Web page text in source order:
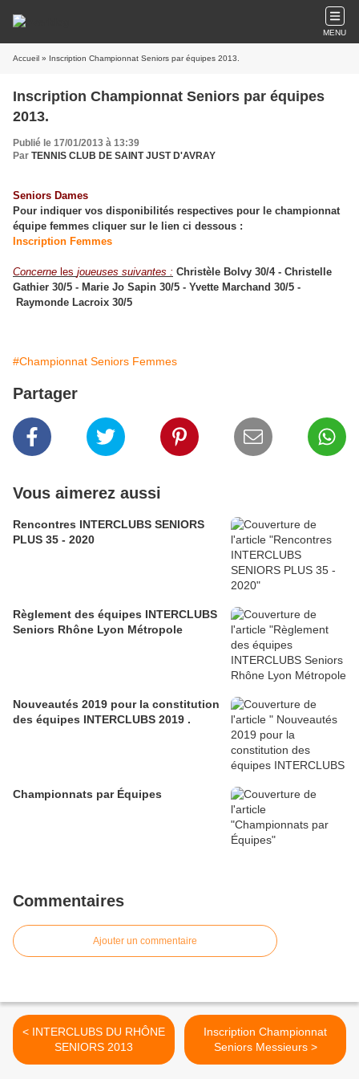
MENU
Accueil » Inscription Championnat Seniors par équipes 2013.
Inscription Championnat Seniors par équipes
2013.
Publié le 17/01/2013 à 13:39
Par TENNIS CLUB DE SAINT JUST D'AVRAY
Seniors Dames
Pour indiquer vos disponibilités respectives pour le championnat
équipe femmes cliquer sur le lien ci dessous :
Inscription Femmes
Concerne les joueuses suivantes : Christèle Bolvy 30/4 - Christelle
Gathier 30/5 - Marie Jo Sapin 30/5 - Yvette Marchand 30/5 -
Raymonde Lacroix 30/5
#Championnat Seniors Femmes
Partager
Vous aimerez aussi
Rencontres INTERCLUBS SENIORS
PLUS 35 - 2020
Règlement des équipes INTERCLUBS
Seniors Rhône Lyon Métropole
Nouveautés 2019 pour la constitution
des équipes INTERCLUBS 2019 .
Championnats par Équipes
Commentaires
Ajouter un commentaire
< INTERCLUBS DU RHÔNE
SENIORS 2013
Inscription Championnat
Seniors Messieurs >